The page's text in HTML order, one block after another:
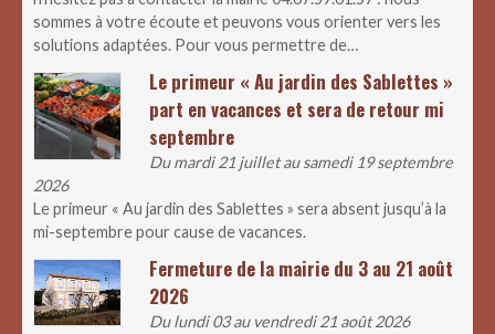
sommes à votre écoute et peuvons vous orienter vers les
solutions adaptées. Pour vous permettre de…
Le primeur « Au jardin des Sablettes »
part en vacances et sera de retour mi
septembre
Du mardi 21 juillet au samedi 19 septembre
2026
Le primeur « Au jardin des Sablettes » sera absent jusqu’à la
mi-septembre pour cause de vacances.
Fermeture de la mairie du 3 au 21 août
2026
Du lundi 03 au vendredi 21 août 2026